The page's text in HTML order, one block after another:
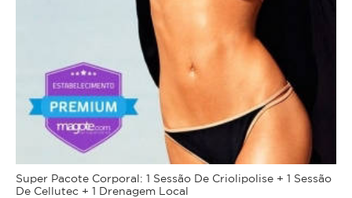
Super Pacote Corporal: 1 Sessão De Criolipolise + 1 Sessão
De Cellutec + 1 Drenagem Local